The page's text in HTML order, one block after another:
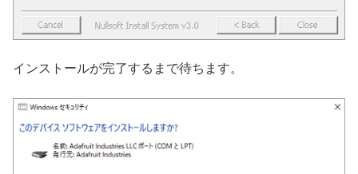
インストールが完了するまで待ちます。